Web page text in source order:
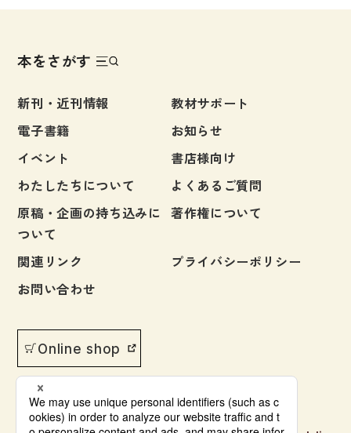
本をさがす
新刊・近刊情報
教材サポート
電子書籍
お知らせ
イベント
書店様向け
わたしたちについて
よくあるご質問
原稿・企画の持ち込みに
ついて
著作権について
関連リンク
プライバシーポリシー
お問い合わせ
Online shop